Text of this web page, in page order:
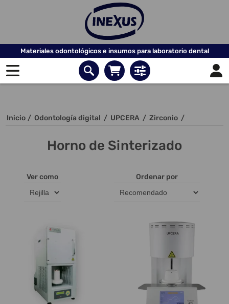
Materiales odontológicos e insumos para laboratorio dental
Inicio / Odontología digital / UPCERA / Zirconio /
Horno de Sinterizado
Ver como Ordenar por